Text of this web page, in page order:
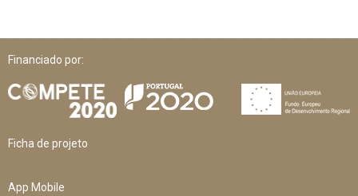
Financiado por:
Ficha de projeto
App Mobile